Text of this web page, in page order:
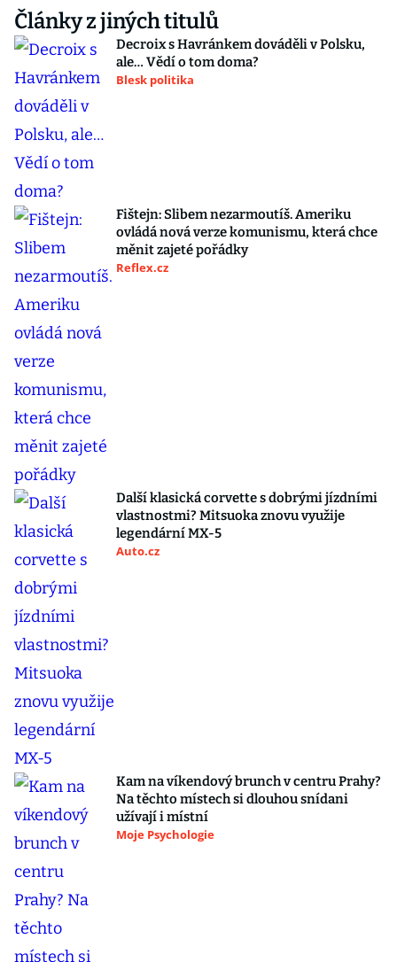
Články z jiných titulů
Decroix s Havránkem dováděli v Polsku,
ale… Vědí o tom doma?
Blesk politika
Fištejn: Slibem nezarmoutíš. Ameriku
ovládá nová verze komunismu, která chce
měnit zajeté pořádky
Reflex.cz
Další klasická corvette s dobrými jízdními
vlastnostmi? Mitsuoka znovu využije
legendární MX-5
Auto.cz
Kam na víkendový brunch v centru Prahy?
Na těchto místech si dlouhou snídani
užívají i místní
Moje Psychologie